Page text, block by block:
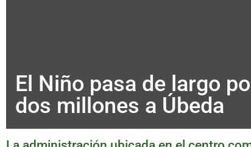
El Niño pasa de largo
dos millones a Úbeda